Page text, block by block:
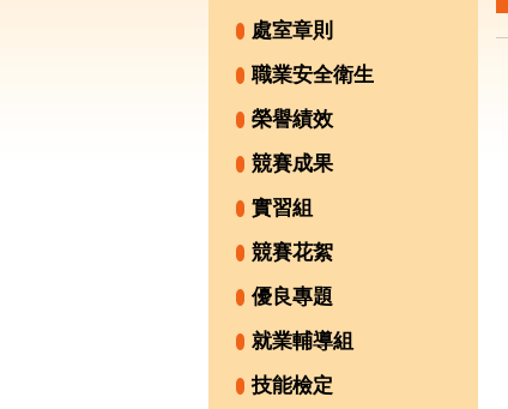
處室章則
職業安全衛生
榮譽績效
競賽成果
實習組
競賽花絮
優良專題
就業輔導組
技能檢定